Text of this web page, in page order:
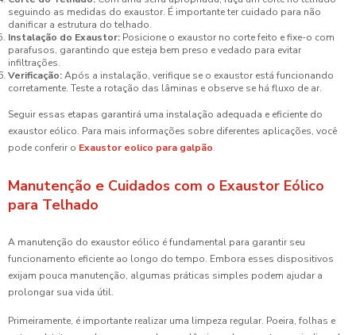
seguindo as medidas do exaustor. É importante ter cuidado para não
danificar a estrutura do telhado.
Instalação do Exaustor: Posicione o exaustor no corte feito e fixe-o com
parafusos, garantindo que esteja bem preso e vedado para evitar
infiltrações.
Verificação:Após a instalação, verifique se o exaustor está funcionando
corretamente. Teste a rotação das lâminas e observe se há fluxo de ar.
Seguir essas etapas garantirá uma instalação adequada e eficiente do
exaustor eólico. Para mais informações sobre diferentes aplicações, você
pode conferir o Exaustor eolico para galpão.
Manutenção e Cuidados com o Exaustor Eólico
para Telhado
A manutenção do exaustor eólico é fundamental para garantir seu
funcionamento eficiente ao longo do tempo. Embora esses dispositivos
exijam pouca manutenção, algumas práticas simples podem ajudar a
prolongar sua vida útil.
Primeiramente, é importante realizar uma limpeza regular. Poeira, folhas e